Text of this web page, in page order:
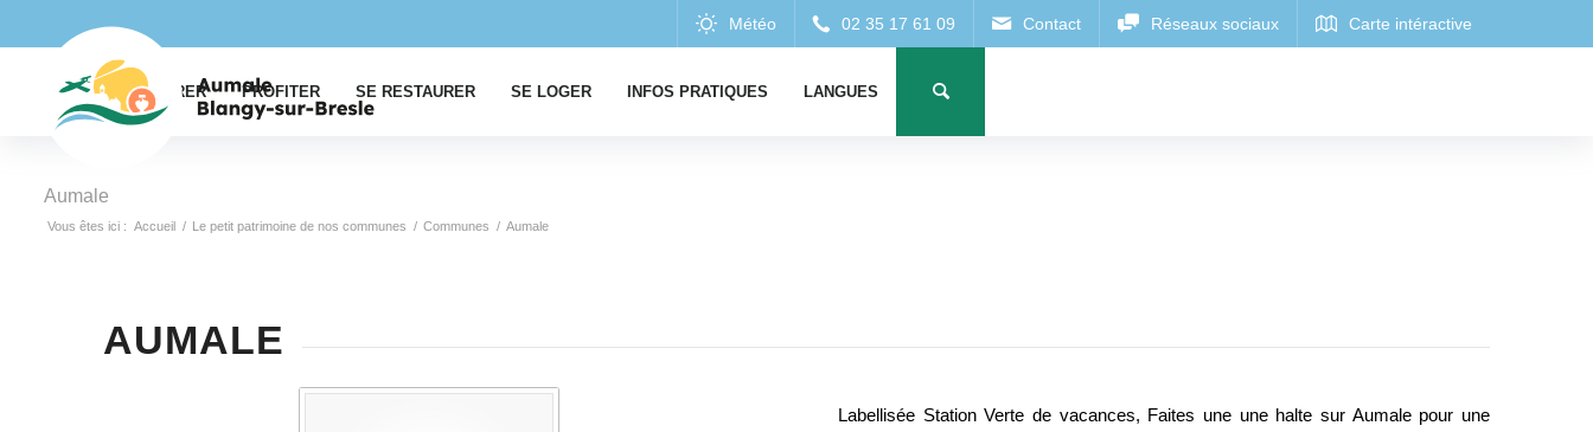
EXPLORER PROFITER SE RESTAURER SE LOGER INFOS PRATIQUES LANGUES
Aumale
Vous êtes ici : Accueil / Le petit patrimoine de nos communes / Communes / Aumale
AUMALE
Labellisée Station Verte de vacances, Faites une une halte sur Aumale pour une